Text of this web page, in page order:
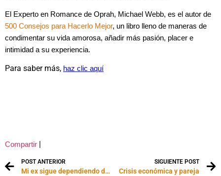
El Experto en Romance de Oprah, Michael Webb, es el autor de
500 Consejos para Hacerlo Mejor, un libro lleno de maneras de
condimentar su vida amorosa, añadir más pasión, placer e
intimidad a su experiencia.
Para saber más, haz clic aquí
Compartir |
POST ANTERIOR
Mi ex sigue dependiendo de mí
SIGUIENTE POST
Crisis económica y pareja